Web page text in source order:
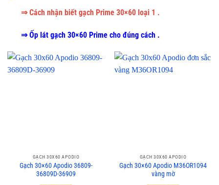
⇒ Cách nhận biết gạch Prime 30×60 loại 1 .
⇒ Ốp lát gạch 30×60 Prime cho đúng cách .
GẠCH 30X60 APODIO
Gạch 30×60 Apodio 36809-
36809D-36909
GẠCH 30X60 APODIO
Gạch 30×60 Apodio M36OR1094
vàng mờ